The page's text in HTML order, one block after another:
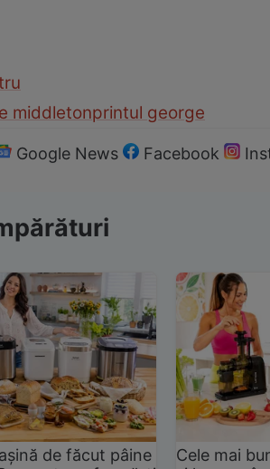
middletonprintul george
Google News Facebook
de făcut pâine
Cele mai